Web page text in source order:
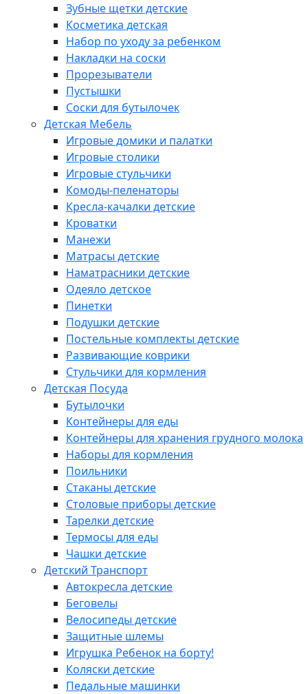
Зубные щетки детские
Косметика детская
Набор по уходу за ребенком
Накладки на соски
Прорезыватели
Пустышки
Соски для бутылочек
Детская Мебель
Игровые домики и палатки
Игровые столики
Игровые стульчики
Комоды-пеленаторы
Кресла-качалки детские
Кроватки
Манежи
Матрасы детские
Наматрасники детские
Одеяло детское
Пинетки
Подушки детские
Постельные комплекты детские
Развивающие коврики
Стульчики для кормления
Детская Посуда
Бутылочки
Контейнеры для еды
Контейнеры для хранения грудного молока
Наборы для кормления
Поильники
Стаканы детские
Столовые приборы детские
Тарелки детские
Термосы для еды
Чашки детские
Детский Транспорт
Автокресла детские
Беговелы
Велосипеды детские
Защитные шлемы
Игрушка Ребенок на борту!
Коляски детские
Педальные машинки